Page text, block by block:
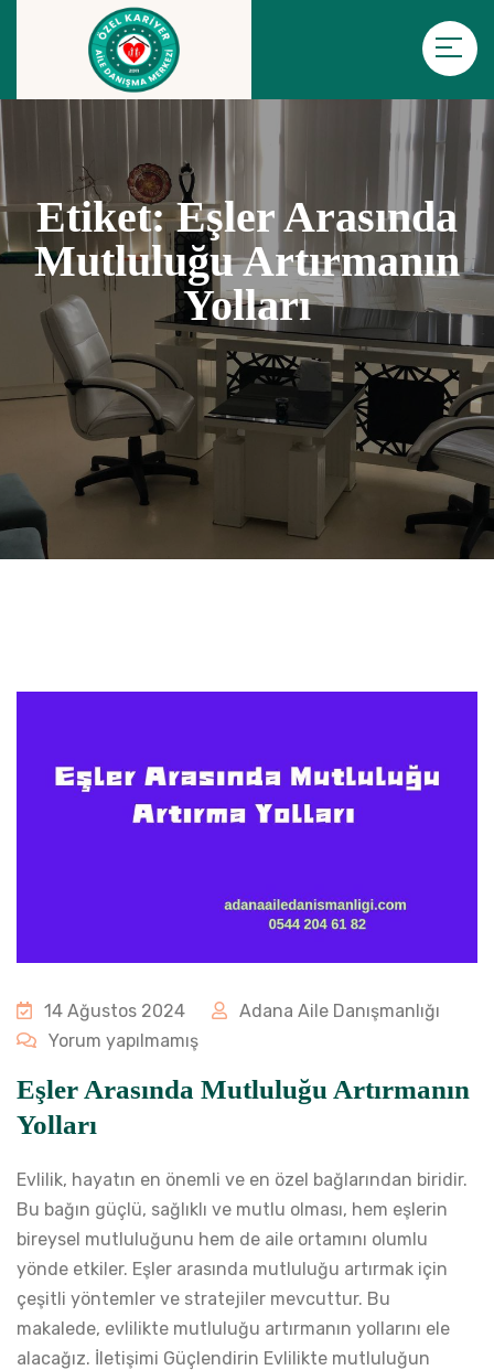
Etiket:Eşler Arasında
Mutluluğu Artırmanın
Yolları
14 Ağustos 2024
Adana Aile Danışmanlığı
Yorum yapılmamış
Eşler Arasında Mutluluğu Artırmanın
Yolları
Evlilik, hayatın en önemli ve en özel bağlarından biridir.
Bu bağın güçlü, sağlıklı ve mutlu olması, hem eşlerin
bireysel mutluluğunu hem de aile ortamını olumlu
yönde etkiler. Eşler arasında mutluluğu artırmak için
çeşitli yöntemler ve stratejiler mevcuttur. Bu
makalede, evlilikte mutluluğu artırmanın yollarını ele
alacağız. İletişimi Güçlendirin Evlilikte mutluluğun